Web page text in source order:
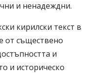
и ненадеждни.
кирилски текст в
от съществено
и
и историческо